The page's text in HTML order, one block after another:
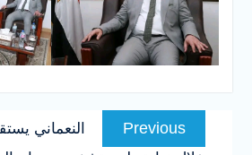
تصفّح
المقالاتPrevious
Previous
post:
النعماني